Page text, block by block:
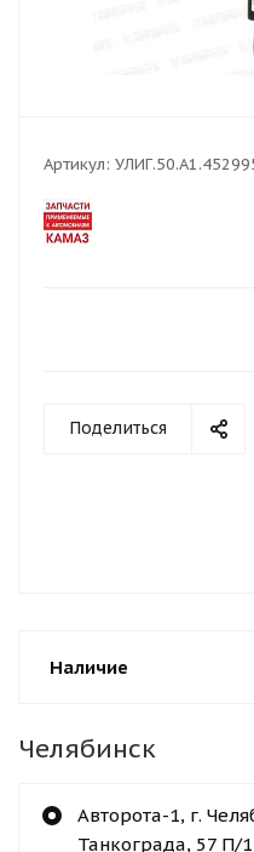
Артикул:
Поделиться
Наличие
Челябинск
Авторота-1, г.
Танкограда, 57 П/1